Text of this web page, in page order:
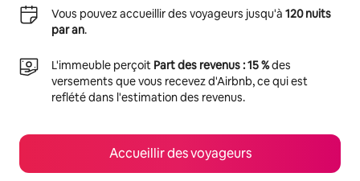
Vous pouvez accueillir des voyageurs jusqu'à 120 nuits
par an.
L'immeuble perçoit Part des revenus : 15 %des
versements que vous recevez d'Airbnb, ce qui est
reflété dans l'estimation des revenus.
Accueillir des voyageurs